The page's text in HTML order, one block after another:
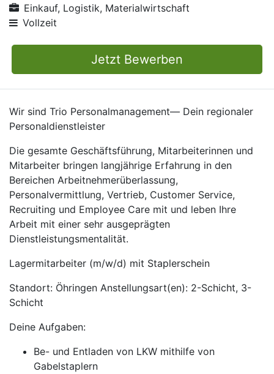
Einkauf, Logistik, Materialwirtschaft
Vollzeit
Jetzt Bewerben
Wir sind Trio Personalmanagement— Dein regionaler
Personaldienstleister
Die gesamte Geschäftsführung, Mitarbeiterinnen und
Mitarbeiter bringen langjährige Erfahrung in den
Bereichen Arbeitnehmerüberlassung,
Personalvermittlung, Vertrieb, Customer Service,
Recruiting und Employee Care mit und leben Ihre
Arbeit mit einer sehr ausgeprägten
Dienstleistungsmentalität.
Lagermitarbeiter (m/w/d) mit Staplerschein
Standort: Öhringen Anstellungsart(en): 2-Schicht, 3-
Schicht
Deine Aufgaben:
Be- und Entladen von LKW mithilfe von
Gabelstaplern